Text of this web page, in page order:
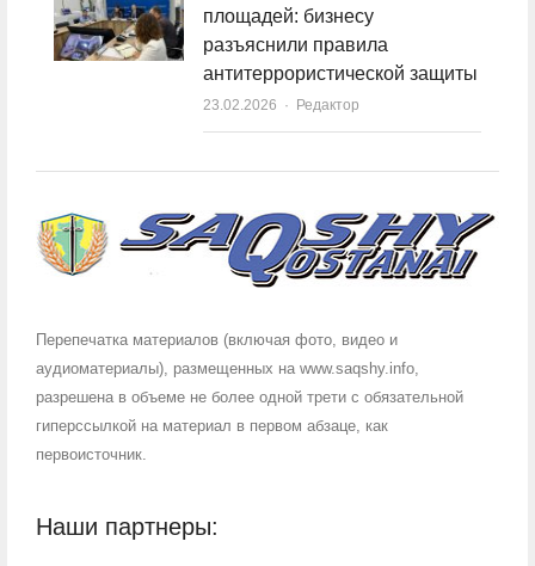
площадей: бизнесу
разъяснили правила
антитеррористической защиты
23.02.2026 Author
Редактор
Перепечатка материалов (включая фото, видео и
аудиоматериалы), размещенных на www.saqshy.info,
разрешена в объеме не более одной трети с обязательной
гиперссылкой на материал в первом абзаце, как
первоисточник.
Наши партнеры: